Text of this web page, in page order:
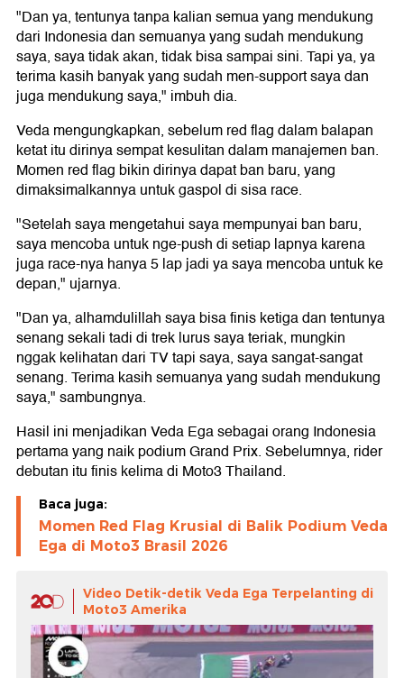
"Dan ya, tentunya tanpa kalian semua yang mendukung
dari Indonesia dan semuanya yang sudah mendukung
saya, saya tidak akan, tidak bisa sampai sini. Tapi ya, ya
terima kasih banyak yang sudah men-support saya dan
juga mendukung saya," imbuh dia.
Veda mengungkapkan, sebelum red flag dalam balapan
ketat itu dirinya sempat kesulitan dalam manajemen ban.
Momen red flag bikin dirinya dapat ban baru, yang
dimaksimalkannya untuk gaspol di sisa race.
"Setelah saya mengetahui saya mempunyai ban baru,
saya mencoba untuk nge-push di setiap lapnya karena
juga race-nya hanya 5 lap jadi ya saya mencoba untuk ke
depan," ujarnya.
"Dan ya, alhamdulillah saya bisa finis ketiga dan tentunya
senang sekali tadi di trek lurus saya teriak, mungkin
nggak kelihatan dari TV tapi saya, saya sangat-sangat
senang. Terima kasih semuanya yang sudah mendukung
saya," sambungnya.
Hasil ini menjadikan Veda Ega sebagai orang Indonesia
pertama yang naik podium Grand Prix. Sebelumnya, rider
debutan itu finis kelima di Moto3 Thailand.
Baca juga:
Momen Red Flag Krusial di Balik Podium Veda
Ega di Moto3 Brasil 2026
Video Detik-detik Veda Ega Terpelanting di
Moto3 Amerika